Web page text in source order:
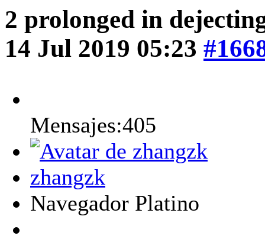
2 prolonged in
14 Jul 2019 05:23
Mensajes:405
zhangzk
Navegador Platino